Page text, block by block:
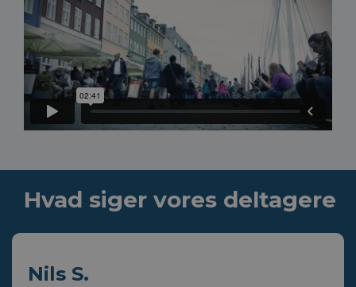
Hvad siger vores deltagere
Nils S.